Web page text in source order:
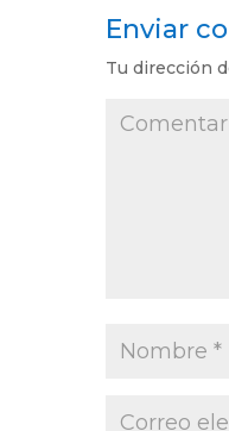
Enviar
Tu dirección